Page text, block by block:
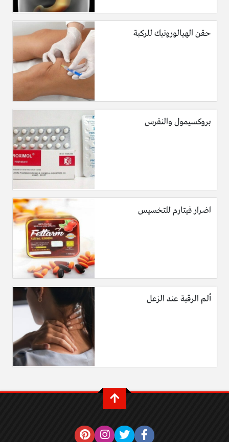
حقن الهيالورونيك للركبة
بروكسيمول والنقرس
اضرار فيتارم للتخسيس
ألم الرقبة عند الزعل